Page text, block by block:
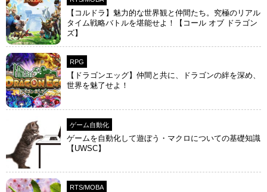
【コルドラ】魅力的な世界観と仲間たち。究極のリアル
タイム戦略バトルを堪能せよ！【コール オブ ドラゴン
ズ】
RPG
【ドラゴンエッグ】仲間と共に、ドラゴンの絆を深め、
世界を魅了せよ！
ゲーム自動化
ゲームを自動化して遊ぼう・マクロについての基礎知識
【UWSC】
RTS/MOBA